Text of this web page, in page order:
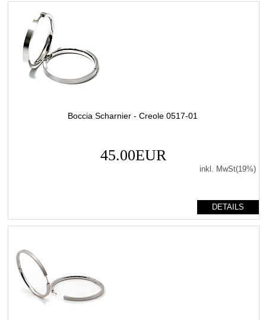
Boccia Scharnier - Creole 0517-01
45.00EUR
inkl. MwSt(19%)
DETAILS